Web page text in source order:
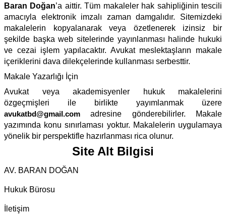
Baran Doğan’a aittir. Tüm makaleler hak sahipliğinin tescili
amacıyla elektronik imzalı zaman damgalıdır. Sitemizdeki
makalelerin kopyalanarak veya özetlenerek izinsiz bir
şekilde başka web sitelerinde yayınlanması halinde hukuki
ve cezai işlem yapılacaktır. Avukat meslektaşların makale
içeriklerini dava dilekçelerinde kullanması serbesttir.
Makale Yazarlığı İçin
Avukat veya akademisyenler hukuk makalelerini
özgeçmişleri ile birlikte yayımlanmak üzere
avukatbd@gmail.com adresine gönderebilirler. Makale
yazımında konu sınırlaması yoktur. Makalelerin uygulamaya
yönelik bir perspektifle hazırlanması rica olunur.
Site Alt Bilgisi
AV. BARAN DOĞAN
Hukuk Bürosu
İletişim